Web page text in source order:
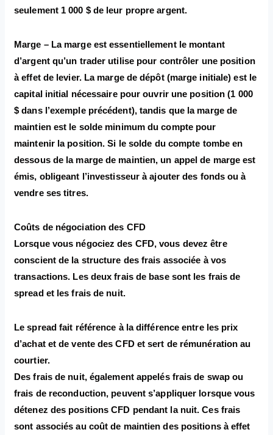
seulement 1 000 $ de leur propre argent.
Marge – La marge est essentiellement le montant
d’argent qu’un trader utilise pour contrôler une position
à effet de levier. La marge de dépôt (marge initiale) est le
capital initial nécessaire pour ouvrir une position (1 000
$ dans l’exemple précédent), tandis que la marge de
maintien est le solde minimum du compte pour
maintenir la position. Si le solde du compte tombe en
dessous de la marge de maintien, un appel de marge est
émis, obligeant l’investisseur à ajouter des fonds ou à
vendre ses titres.
Coûts de négociation des CFD
Lorsque vous négociez des CFD, vous devez être
conscient de la structure des frais associée à vos
transactions. Les deux frais de base sont les frais de
spread et les frais de nuit.
Le spread fait référence à la différence entre les prix
d’achat et de vente des CFD et sert de rémunération au
courtier.
Des frais de nuit, également appelés frais de swap ou
frais de reconduction, peuvent s’appliquer lorsque vous
détenez des positions CFD pendant la nuit. Ces frais
sont associés au coût de maintien des positions à effet